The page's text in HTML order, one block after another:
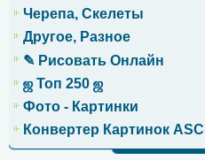
Черепа, Скелеты
Другое, Разное
✎ Рисовать Онлайн
ஜ Топ 250 ஜ
Фото - Картинки
Конвертер Картинок ASCII